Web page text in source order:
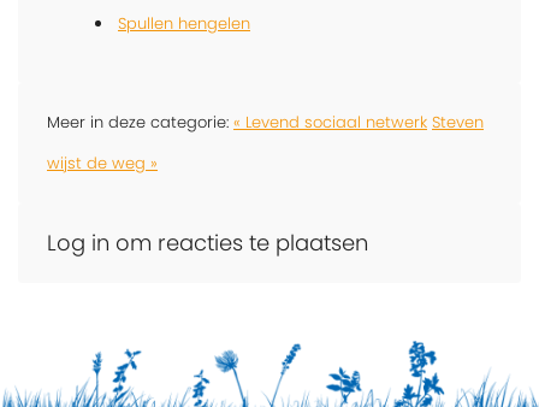
Spullen hengelen
Meer in deze categorie: « Levend sociaal netwerk Steven
wijst de weg »
Log in om reacties te plaatsen